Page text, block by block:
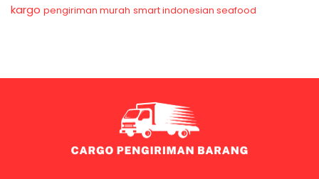
kargo pengiriman murah smart indonesian seafood